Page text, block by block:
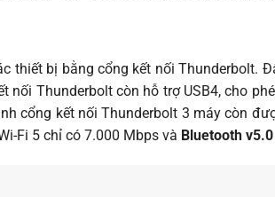
thiết bị bằng cổng kết nối Thunderbolt.
Thunderbolt còn hỗ trợ USB4, cho
cổng kết nối Thunderbolt 3 máy còn
Fi 5 chỉ có 7.000 Mbps và Bluetooth v5.0